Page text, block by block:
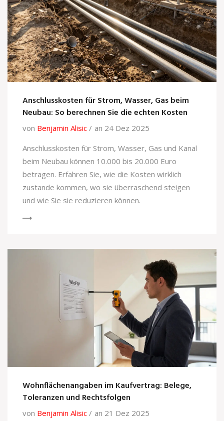
Anschlusskosten für Strom, Wasser, Gas beim
Neubau: So berechnen Sie die echten Kosten
von Benjamin Alisic
an 24 Dez 2025
Anschlusskosten für Strom, Wasser, Gas und Kanal
beim Neubau können 10.000 bis 20.000 Euro
betragen. Erfahren Sie, wie die Kosten wirklich
zustande kommen, wo sie überraschend steigen
und wie Sie sie reduzieren können.
Wohnflächenangaben im Kaufvertrag: Belege,
Toleranzen und Rechtsfolgen
von Benjamin Alisic
an 21 Dez 2025